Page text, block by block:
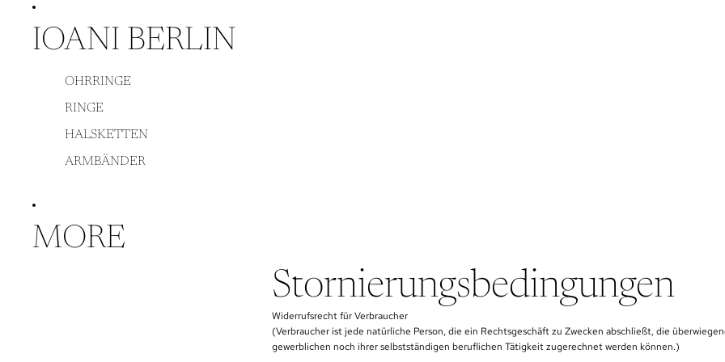
IOANI BERLIN
OHRRINGE
RINGE
HALSKETTEN
ARMBÄNDER
MORE
Stornierungsbedingungen
Widerrufsrecht für Verbraucher
(Verbraucher ist jede natürliche Person, die ein Rechtsgeschäft zu Zwecken abschließt, die
gewerblichen noch ihrer selbstständigen beruflichen Tätigkeit zugerechnet werden können.)